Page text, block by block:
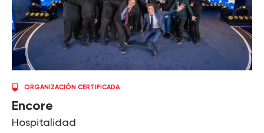
ORGANIZACIÓN CERTIFICADA
Encore
Hospitalidad